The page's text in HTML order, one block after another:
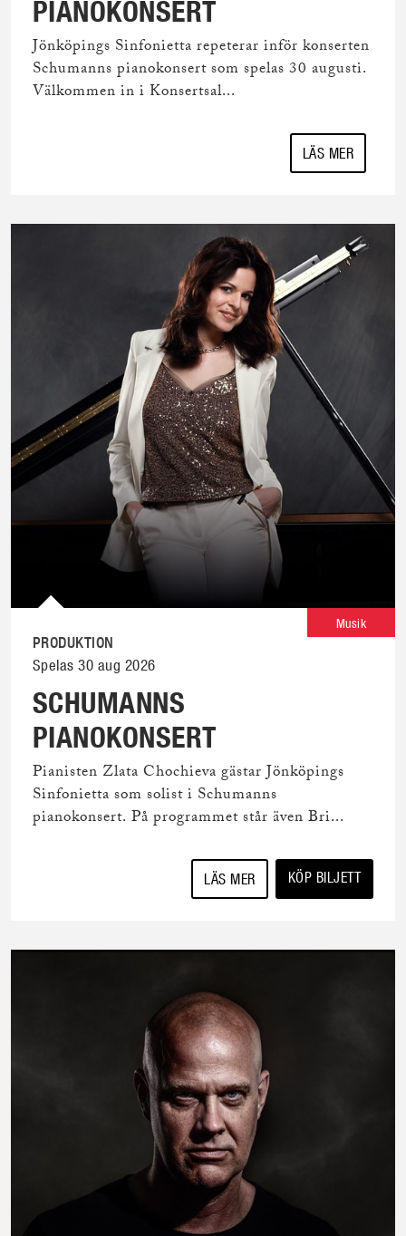
PIANOKONSERT
Jönköpings Sinfonietta repeterar inför konserten
Schumanns pianokonsert som spelas 30 augusti.
Välkommen in i Konsertsal...
LÄS MER
Musik
PRODUKTION
Spelas 30 aug 2026
SCHUMANNS
PIANOKONSERT
Pianisten Zlata Chochieva gästar Jönköpings
Sinfonietta som solist i Schumanns
pianokonsert. På programmet står även Bri...
LÄS MER KÖP BILJETT